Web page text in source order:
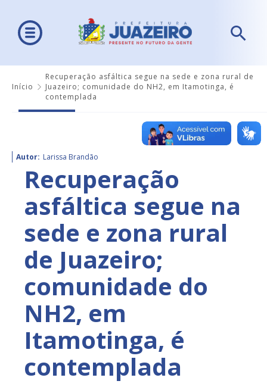
Início
Recuperação asfáltica segue na sede e zona rural de
Juazeiro; comunidade do NH2, em Itamotinga, é
contemplada
Autor: Larissa Brandão
Recuperação
asfáltica segue na
sede e zona rural
de Juazeiro;
comunidade do
NH2, em
Itamotinga, é
contemplada